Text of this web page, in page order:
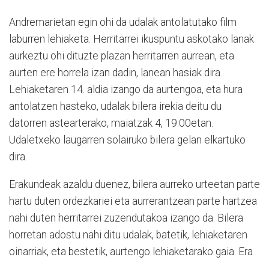
Andremarietan egin ohi da udalak antolatutako film
laburren lehiaketa. Herritarrei ikuspuntu askotako lanak
aurkeztu ohi dituzte plazan herritarren aurrean, eta
aurten ere horrela izan dadin, lanean hasiak dira.
Lehiaketaren 14. aldia izango da aurtengoa, eta hura
antolatzen hasteko, udalak bilera irekia deitu du
datorren astearterako, maiatzak 4, 19:00etan.
Udaletxeko laugarren solairuko bilera gelan elkartuko
dira.
Erakundeak azaldu duenez, bilera aurreko urteetan parte
hartu duten ordezkariei eta aurrerantzean parte hartzea
nahi duten herritarrei zuzendutakoa izango da. Bilera
horretan adostu nahi ditu udalak, batetik, lehiaketaren
oinarriak, eta bestetik, aurtengo lehiaketarako gaia. Era